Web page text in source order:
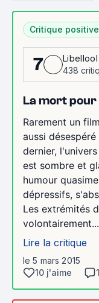
Critique
7
Libellool
438
La mort
Rarement un
aussi
dernier,
est sombre et
humour
dépressifs,
Les extrémités
volontairement...
Lire la critique
le 5 mars 2015
10 j'aime